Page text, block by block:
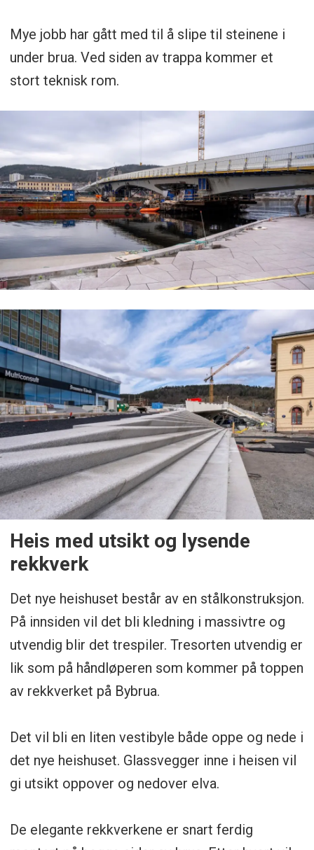
Mye jobb har gått med til å slipe til steinene i
under brua. Ved siden av trappa kommer et
stort teknisk rom.
Heis med utsikt og lysende
rekkverk
Det nye heishuset består av en stålkonstruksjon.
På innsiden vil det bli kledning i massivtre og
utvendig blir det trespiler. Tresorten utvendig er
lik som på håndløperen som kommer på toppen
av rekkverket på Bybrua.
Det vil bli en liten vestibyle både oppe og nede i
det nye heishuset. Glassvegger inne i heisen vil
gi utsikt oppover og nedover elva.
De elegante rekkverkene er snart ferdig